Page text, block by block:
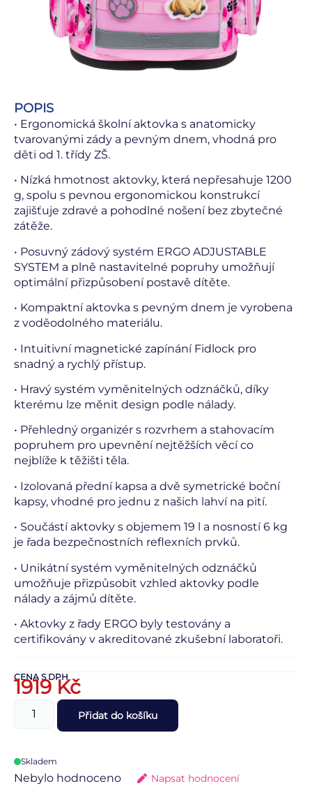
POPIS
• Ergonomická školní aktovka s anatomicky
tvarovanými zády a pevným dnem, vhodná pro
děti od 1. třídy ZŠ.
• Nízká hmotnost aktovky, která nepřesahuje 1200
g, spolu s pevnou ergonomickou konstrukcí
zajišťuje zdravé a pohodlné nošení bez zbytečné
zátěže.
• Posuvný zádový systém ERGO ADJUSTABLE
SYSTEM a plně nastavitelné popruhy umožňují
optimální přizpůsobení postavě dítěte.
• Kompaktní aktovka s pevným dnem je vyrobena
z voděodolného materiálu.
• Intuitivní magnetické zapínání Fidlock pro
snadný a rychlý přístup.
• Hravý systém vyměnitelných odznáčků, díky
kterému lze měnit design podle nálady.
• Přehledný organizér s rozvrhem a stahovacím
popruhem pro upevnění nejtěžších věcí co
nejblíže k těžišti těla.
• Izolovaná přední kapsa a dvě symetrické boční
kapsy, vhodné pro jednu z našich lahví na pití.
• Součástí aktovky s objemem 19 l a nosností 6 kg
je řada bezpečnostních reflexních prvků.
• Unikátní systém vyměnitelných odznáčků
umožňuje přizpůsobit vzhled aktovky podle
nálady a zájmů dítěte.
• Aktovky z řady ERGO byly testovány a
certifikovány v akreditované zkušební laboratoři.
CENA S DPH
1919Kč
Přidat do košíku
Skladem
Nebylo hodnoceno Napsat hodnocení